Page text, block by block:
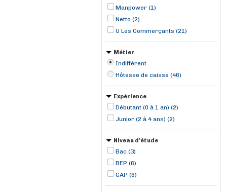
Manpower (1)
Netto (2)
U Les Commerçants (21)
Métier
Indifférent
Hôtesse de caisse (46)
Expérience
Débutant (0 à 1 an) (2)
Junior (2 à 4 ans) (2)
Niveau d'étude
Bac (3)
BEP (6)
CAP (6)